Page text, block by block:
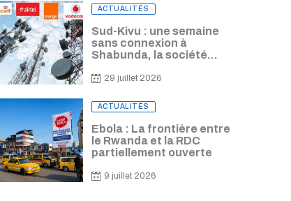
ACTUALITÉS
Sud-Kivu : une semaine
sans connexion à
Shabunda, la société
lourdes conséquences
Posted
29 juillet 2026
ACTUALITÉS
Ebola : La frontière entre
le Rwanda et la RDC
partiellement ouverte
Posted
9 juillet 2026